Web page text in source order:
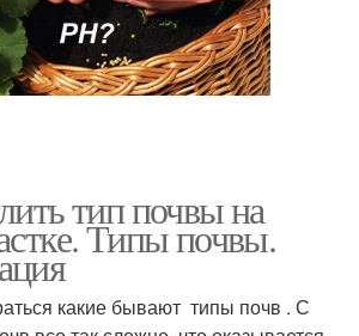
тип почвы на
Типы почвы.
какие бывают типы почв . С